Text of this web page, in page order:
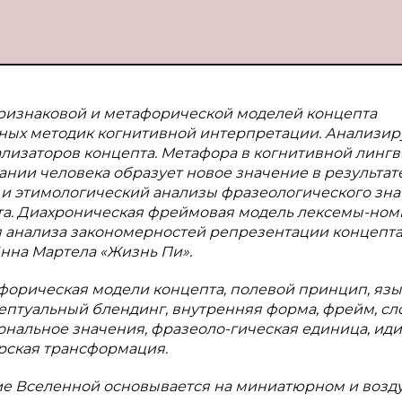
и метафорической моделей концепта
методик когнитивной интерпретации.
концепта. Метафора в когнитивной
человека образует новое значение в
анализы фразеологического
Диахроническая фреймовая модель лексемы-
закономерностей репрезентации концепта
Мартела «Жизнь Пи».
модели концепта, полевой принцип,
блендинг, внутренняя форма, фрейм,
значения, фразеоло-гическая единица,
трансформация.
Вселенной основывается на миниатюрном и